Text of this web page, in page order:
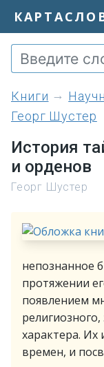
книги
Георг Шустер
История
и орденов
Георг Шустер
непознанное
протяжении
появлением
характера. Их
времен, и